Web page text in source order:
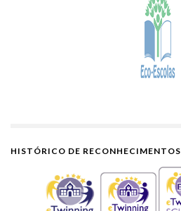
HISTÓRICO DE RECONHECIMENTOS